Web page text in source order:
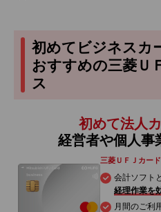
初めてビジネスカ
おすすめの三菱Ｕ
ス
初めて法人
経営者や個人事
三菱ＵＦＪカー
会計ソフト
経理作業を
月間のご利